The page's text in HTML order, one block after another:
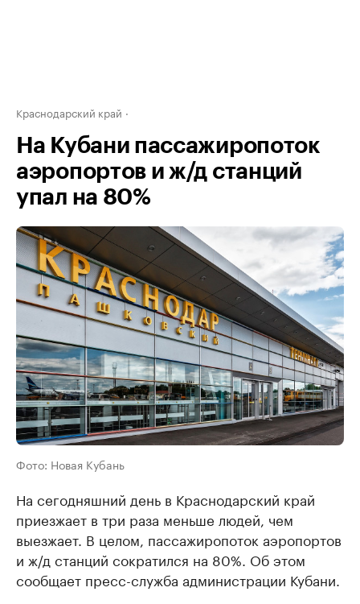
Краснодарский край
На Кубани пассажиропоток
аэропортов и ж/д станций
упал на 80%
Фото: Новая Кубань
На сегодняшний день в Краснодарский край
приезжает в три раза меньше людей, чем
выезжает. В целом, пассажиропоток аэропортов
и ж/д станций сократился на 80%. Об этом
сообщает пресс-служба администрации Кубани.